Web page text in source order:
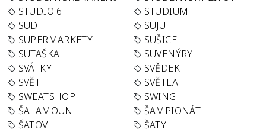
STUDIO 6
STUDIUM
SUD
SUJU
SUPERMARKETY
SUŠICE
SUTAŠKA
SUVENÝRY
SVÁTKY
SVĚDEK
SVĚT
SVĚTLA
SWEATSHOP
SWING
ŠALAMOUN
ŠAMPIONÁT
ŠATOV
ŠATY